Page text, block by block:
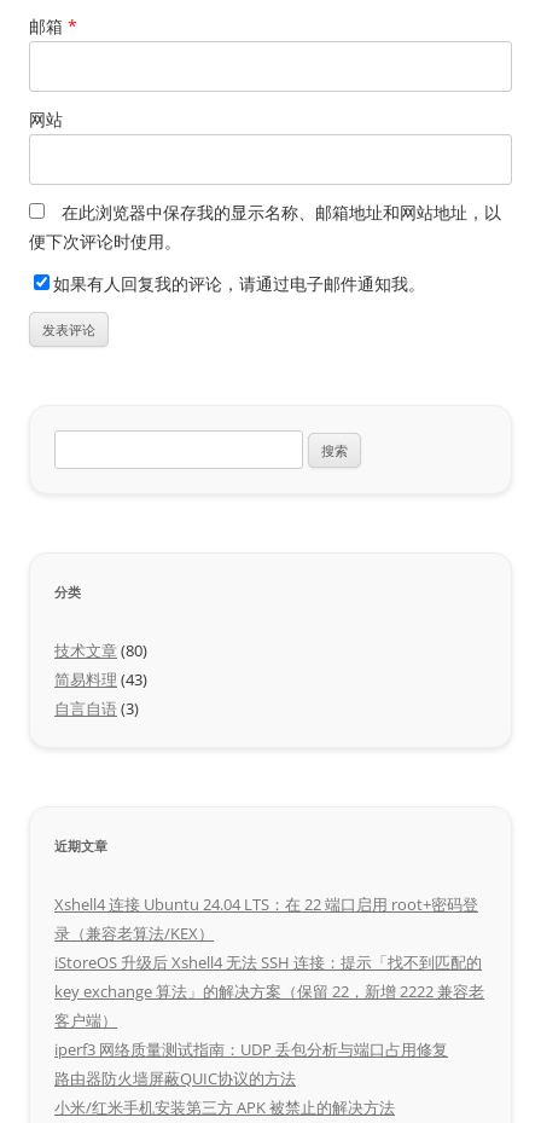
邮箱 *
网站
在此浏览器中保存我的显示名称、邮箱地址和网站地址，以
便下次评论时使用。
如果有人回复我的评论，请通过电子邮件通知我。
索：
分类
技术文章 (80)
简易料理 (43)
自言自语(3)
近期文章
Xshell4 连接 Ubuntu 24.04 LTS：在 22 端口启用 root+密码登
录（兼容老算法/KEX）
iStoreOS 升级后 Xshell4 无法 SSH 连接：提示「找不到匹配的
key exchange 算法」的解决方案（保留 22，新增 2222 兼容老
客户端）
iperf3 网络质量测试指南：UDP 丢包分析与端口占用修复
路由器防火墙屏蔽QUIC协议的方法
小米/红米手机安装第三方 APK 被禁止的解决方法